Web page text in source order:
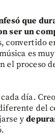
que
ser un
convertido
es
el proceso
día.
del
y